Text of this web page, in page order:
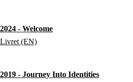
2024 - Welcome
Livret (EN)
2019 - Journey Into Identities